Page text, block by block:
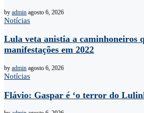
by admin agosto 6, 2026
Notícias
Lula veta anistia a caminhoneiros
manifestações em 2022
by admin agosto 6, 2026
Notícias
Flávio: Gaspar é ‘o terror do